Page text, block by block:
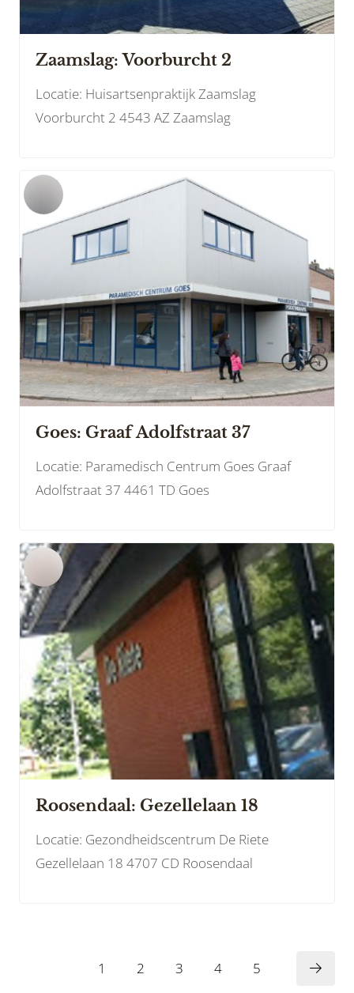
Zaamslag: Voorburcht 2
Locatie: Huisartsenpraktijk Zaamslag
Voorburcht 2 4543 AZ Zaamslag
Goes: Graaf Adolfstraat 37
Locatie: Paramedisch Centrum Goes Graaf
Adolfstraat 37 4461 TD Goes
Roosendaal: Gezellelaan 18
Locatie: Gezondheidscentrum De Riete
Gezellelaan 18 4707 CD Roosendaal
1 2 3 4 5